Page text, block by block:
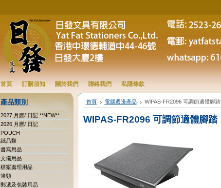
首頁 訂購須知 關於我們 聯絡我們 私隱條款
產品類別
2027 月曆/ 日記 **NEW**
2026 月曆/ 日記
POUCH
紙品類
書寫用品
文儀用品
檔案處理用品
簿類
郵遞及包裝用品
首頁 電腦週邊產品 WIPAS-FR2096 可調節適體腳踏
WIPAS-FR2096 可調節適體腳踏